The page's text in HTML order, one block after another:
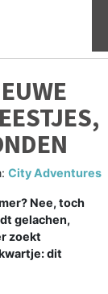
City Adventures
Nee, toch
gelachen,
zoekt
dit